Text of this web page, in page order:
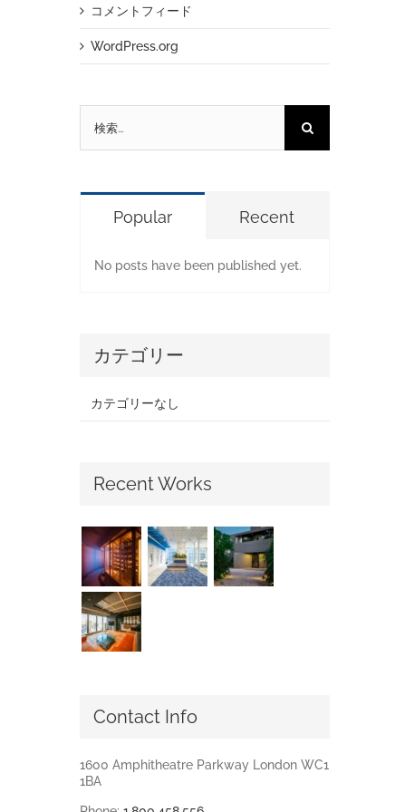
コメントフィード
WordPress.org
Popular Recent
No posts have been published yet.
カテゴリー
カテゴリーなし
Recent Works
Contact Info
1600 Amphitheatre Parkway London WC1
1BA